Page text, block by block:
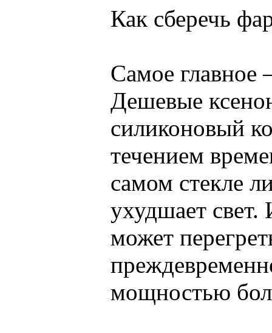
Как сберечь
Самое главное
Дешевые
силиконовый
течением
самом стекле
ухудшает
может
мощностью